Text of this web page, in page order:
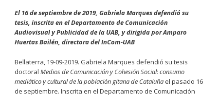
El 16 de septiembre de 2019, Gabriela Marques defendió su
tesis, inscrita en el Departamento de Comunicación
Audiovisual y Publicidad de la UAB, y dirigida por Amparo
Huertas Bailén, directora del InCom-UAB
Bellaterra, 19-09-2019. Gabriela Marques defendió su tesis
doctoral Medios de Comunicación y Cohesión Social: consumo
mediático y cultural de la población gitana de Cataluña el pasado 16
de septiembre. Inscrita en el Departamento de Comunicación